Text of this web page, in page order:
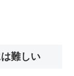
難しい